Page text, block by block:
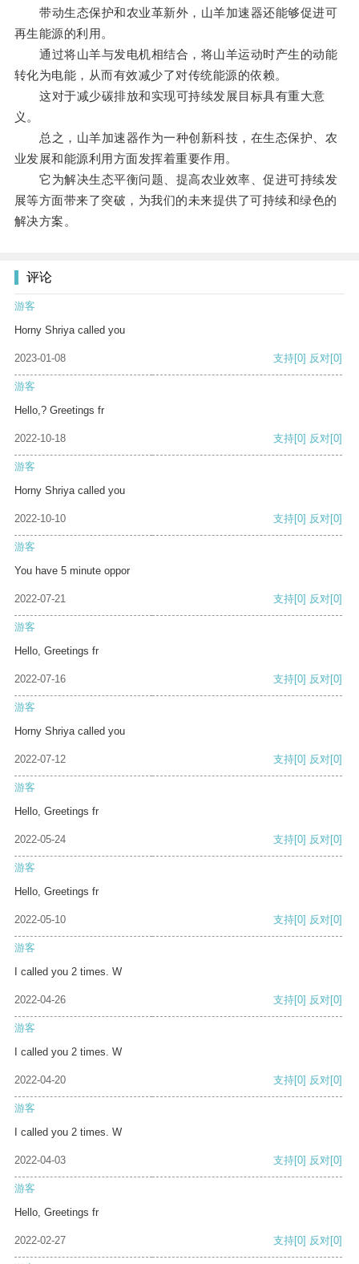
带动生态保护和农业革新外，山羊加速器还能够促进可
再生能源的利用。
通过将山羊与发电机相结合，将山羊运动时产生的动能
转化为电能，从而有效减少了对传统能源的依赖。
这对于减少碳排放和实现可持续发展目标具有重大意
义。
总之，山羊加速器作为一种创新科技，在生态保护、农
业发展和能源利用方面发挥着重要作用。
它为解决生态平衡问题、提高农业效率、促进可持续发
展等方面带来了突破，为我们的未来提供了可持续和绿色的
解决方案。
评论
游客
Horny Shriya called you
2023-01-08 支持[0] 反对[0]
游客
Hello,? Greetings fr
2022-10-18 支持[0] 反对[0]
游客
Horny Shriya called you
2022-10-10 支持[0] 反对[0]
游客
You have 5 minute oppor
2022-07-21 支持[0] 反对[0]
游客
Hello, Greetings fr
2022-07-16 支持[0] 反对[0]
游客
Horny Shriya called you
2022-07-12 支持[0] 反对[0]
游客
Hello, Greetings fr
2022-05-24 支持[0] 反对[0]
游客
Hello, Greetings fr
2022-05-10 支持[0] 反对[0]
游客
I called you 2 times. W
2022-04-26 支持[0] 反对[0]
游客
I called you 2 times. W
2022-04-20 支持[0] 反对[0]
游客
I called you 2 times. W
2022-04-03 支持[0] 反对[0]
游客
Hello, Greetings fr
2022-02-27 支持[0] 反对[0]